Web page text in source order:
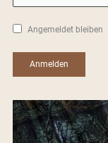
Angemeldet bleiben